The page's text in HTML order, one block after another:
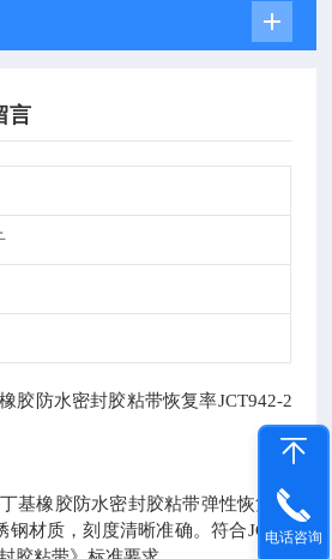
言
胶防水密封胶粘带恢复率JCT942-2
基橡胶防水密封胶粘带弹性恢复率
钢材质，刻度清晰准确。符合JC/T9
电话咨询